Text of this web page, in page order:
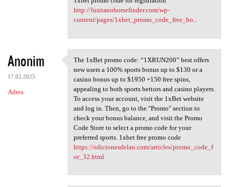
http://lusitanohorsefinder.com/wp-
content/pages/1xbet_promo_code_free_bo...
Anonim
17.02.2025
Adres
The 1xBet promo code:
The 1xBet promo code: “1XRUN200” best offers
new users a 100% sports bonus up to $130 or a
casino bonus up to $1950 +150 free spins,
appealing to both sports bettors and casino players.
To access your account, visit the 1xBet website
and log in. Then, go to the "Promo" section to
check your bonus balance, and visit the Promo
Code Store to select a promo code for your
preferred sports. 1xbet free promo code
https://edicionesdelau.com/articles/promo_code_f
or_32.html